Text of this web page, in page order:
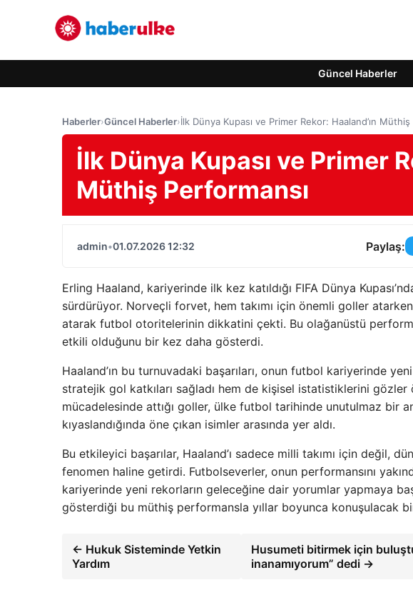
Güncel Haberler
Haberler›Güncel Haberler›İlk Dünya Kupası ve Primer Rekor: Haaland’ın Müthiş
İlk Dünya Kupası ve Primer
Müthiş Performansı
admin•01.07.2026 12:32 Paylaş:
Erling Haaland, kariyerinde ilk kez katıldığı FIFA Dünya
sürdürüyor. Norveçli forvet, hem takımı için önemli goller
atarak futbol otoritelerinin dikkatini çekti. Bu olağanüstü
etkili olduğunu bir kez daha gösterdi.
Haaland’ın bu turnuvadaki başarıları, onun futbol kariyerinde
stratejik gol katkıları sağladı hem de kişisel istatistiklerini
mücadelesinde attığı goller, ülke futbol tarihinde unutulmaz bir
kıyaslandığında öne çıkan isimler arasında yer aldı.
Bu etkileyici başarılar, Haaland’ı sadece milli takımı için değil,
fenomen haline getirdi. Futbolseverler, onun performansını
kariyerinde yeni rekorların geleceğine dair yorumlar yapmaya
gösterdiği bu müthiş performansla yıllar boyunca konuşulacak
← Hukuk Sisteminde Yetkin
Yardım
Husumeti bitirmek için
inanamıyorum” dedi →